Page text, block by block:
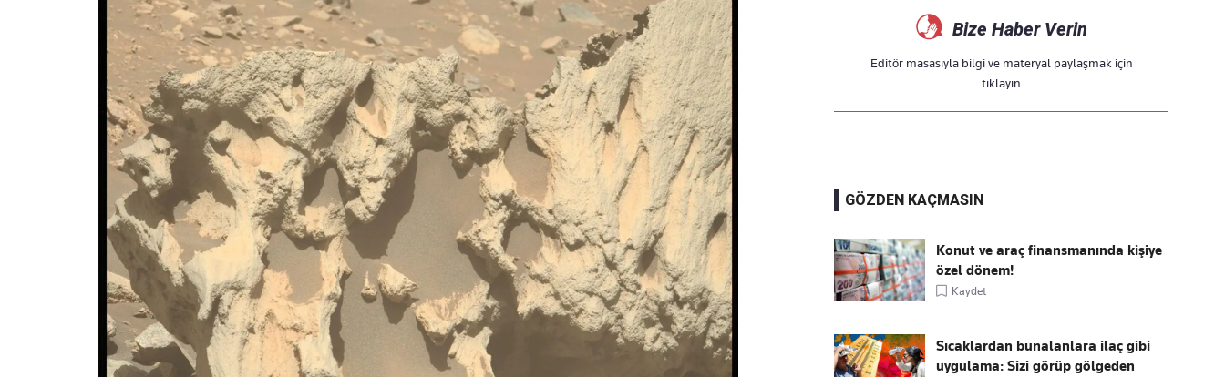
Bize Haber Verin
Editör masasıyla bilgi ve materyal paylaşmak için
tıklayın
GÖZDEN KAÇMASIN
Konut ve araç finansmanında kişiye
özel dönem!
Kaydet
Sıcaklardan bunalanlara ilaç gibi
uygulama: Sizi görüp gölgeden